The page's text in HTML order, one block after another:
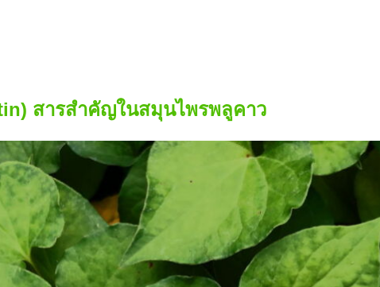
us
สารสำคัญในสมุนไพรพลูคาว